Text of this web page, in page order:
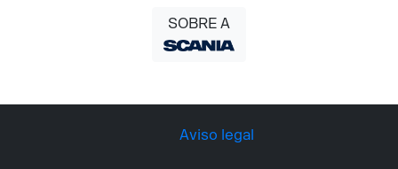
SOBRE A
Aviso legal